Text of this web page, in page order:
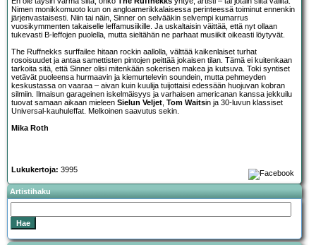
Nimen monikkomuoto kun on angloamerikkalaisessa perinteessä toiminut ennenkin
järjenvastaisesti. Niin tai näin, Sinner on selvääkin selvempi kumarrus
vuosikymmenten takaiselle leffamusiikille. Ja uskaltaisin väittää, että nyt ollaan
tukevasti B-leffojen puolella, mutta sieltähän ne parhaat musiikit oikeasti löytyvät.
The Ruffnekks surffailee hitaan rockin aallolla, välttää kaikenlaiset turhat
rosoisuudet ja antaa samettisten pintojen peittää jokaisen tilan. Tämä ei kuitenkaan
tarkoita sitä, että Sinner olisi mitenkään sokerisen makea ja kutsuva. Toki syntiset
vetävät puoleensa hurmaavin ja kiemurtelevin soundein, mutta pehmeyden
keskustassa on vaaraa – aivan kuin kuulija tuijottaisi edessään huojuvan kobran
silmiin. Ilmaisun garageinen iskelmäisyys ja varhaisen americanan kanssa jekkuilu
tuovat samaan aikaan mieleen Sielun Veljet Tom Waitsin ja 30-luvun klassiset
Universal-kauhuleffat. Melkoinen saavutus sekin.
Mika Roth
Lukukertoja: 3995
Artistihaku